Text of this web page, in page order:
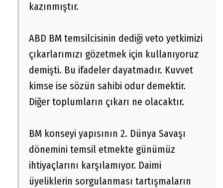
kazınmıştır.
ABD BM temsilcisinin dediği veto yetkimizi
çıkarlarımızı gözetmek için kullanıyoruz
demişti. Bu ifadeler dayatmadır. Kuvvet
kimse ise sözün sahibi odur demektir.
Diğer toplumların çıkarı ne olacaktır.
BM konseyi yapısının 2. Dünya Savaşı
dönemini temsil etmekte günümüz
ihtiyaçlarını karşılamıyor. Daimi
üyeliklerin sorgulanması tartışmaların